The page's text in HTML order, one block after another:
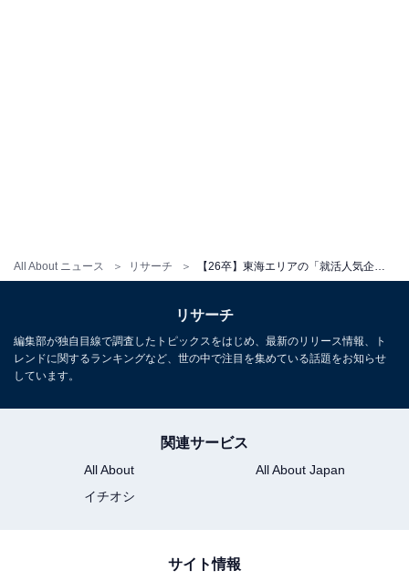
All About ニュース リサーチ
リサーチ
編集部が独自目線で調査したトピックスをはじめ、最新のリリース情報、ト
レンドに関するランキングなど、世の中で注目を集めている話題をお知らせ
しています。
関連サービス
All About
All About Japan
イチオシ
サイト情報